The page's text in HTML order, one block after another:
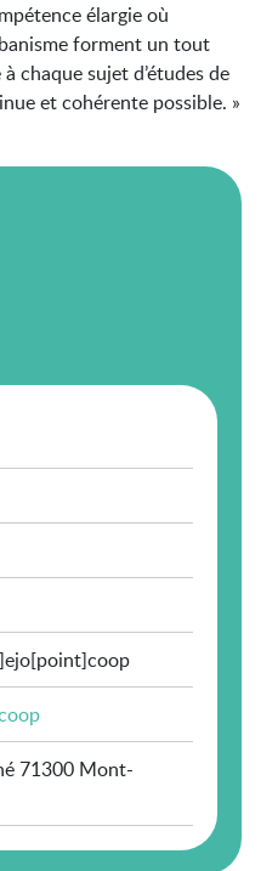
élargie où
forment un tout
chaque sujet d’études de
et cohérente possible. »
71300 Mont-